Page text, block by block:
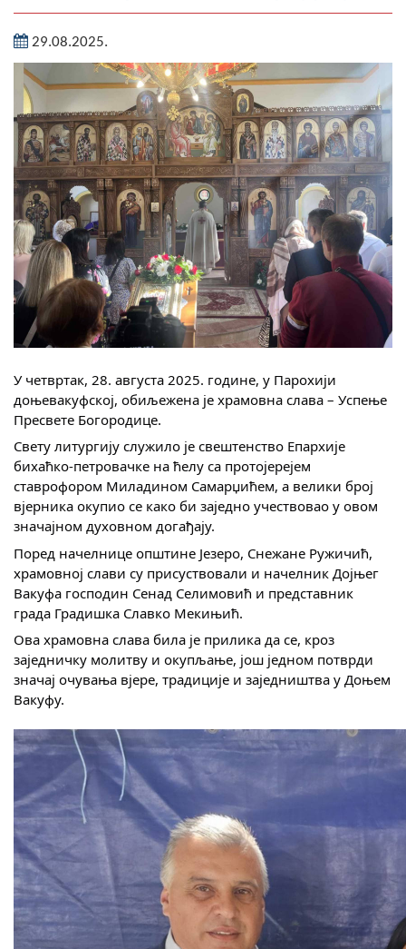
Занимљивости
Фотогалерија
НАЧЕЛНИК
О Начелнику
Замјеник начелника
Извјештај о раду начелника
СКУПШТИНА
Статут Општине
Скупштинско вијеће општине језеро
Службени Гласници
ОПШТИНСКА УПРАВА
ИНФО
Вијести
Активности
Јавни позиви
Обавјештења
Заштита од пожара
COVID 19
Геоистраживања
ФИНАНСИЈЕ
ПРИВРЕДА
Пољопривреда
Туризам
29.08.2025.
У четвртак, 28. августа 2025. године, у Парохији
доњевакуфској, обиљежена је храмовна слава – Успење
Пресвете Богородице.
Свету литургију служило је свештенство Епархије
бихаћко-петровачке на ћелу са протојерејем
ставрофором Миладином Самарџићем, а велики број
вјерника окупио се како би заједно учествовао у овом
значајном духовном догађају.
Поред начелнице општине Језеро, Снежане Ружичић,
храмовној слави су присуствовали и начелник Дојњег
Вакуфа господин Сенад Селимовић и представник
града Градишка Славко Мекињић.
Ова храмовна слава била је прилика да се, кроз
заједничку молитву и окупљање, још једном потврди
значај очувања вјере, традиције и заједништва у Доњем
Вакуфу.